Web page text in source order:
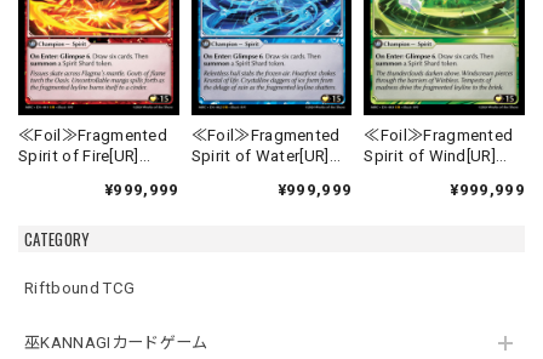
CATEGORY
Riftbound TCG
巫KANNAGIカードゲーム
≪Foil≫Fragmented
Spirit of Fire[UR]
¥999,999
≪Foil≫Fragmented
Spirit of Water[UR]
¥999,999
≪Foil≫Fragmented
Spirit of Wind[UR]
¥999,999